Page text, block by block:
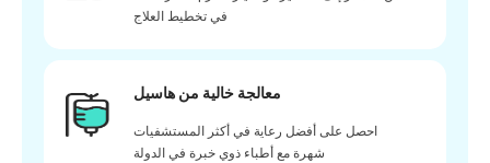
في تخطيط العلاج
معالجة خالية من هاسيل
احصل على أفضل رعاية في أكثر المستشفيات
شهرة مع أطباء ذوي خبرة في الدولة